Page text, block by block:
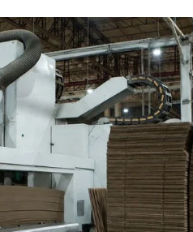
Midis supervisa
de programas
en La Libertad y presenta
frente al Fenómeno de El
ago